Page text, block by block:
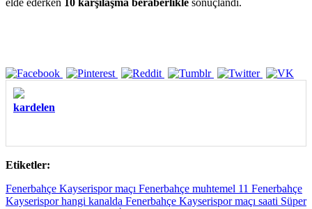
kardelen
Etiketler:
Fenerbahçe Kayserispor maçı Fenerbahçe muhtemel 11 Fenerbahçe
Kayserispor hangi kanalda Fenerbahçe Kayserispor maçı saati Süper